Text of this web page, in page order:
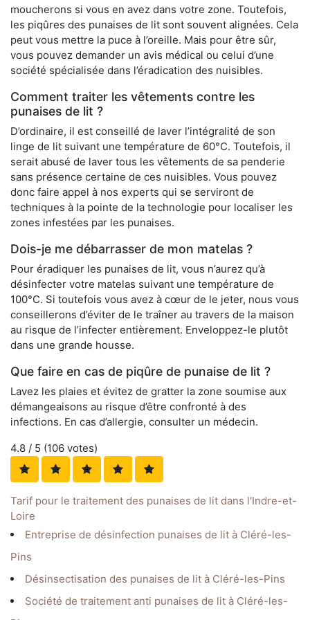
moucherons si vous en avez dans votre zone. Toutefois,
les piqûres des punaises de lit sont souvent alignées. Cela
peut vous mettre la puce à l’oreille. Mais pour être sûr,
vous pouvez demander un avis médical ou celui d’une
société spécialisée dans l’éradication des nuisibles.
Comment traiter les vêtements contre les
punaises de lit ?
D’ordinaire, il est conseillé de laver l’intégralité de son
linge de lit suivant une température de 60°C. Toutefois, il
serait abusé de laver tous les vêtements de sa penderie
sans présence certaine de ces nuisibles. Vous pouvez
donc faire appel à nos experts qui se serviront de
techniques à la pointe de la technologie pour localiser les
zones infestées par les punaises.
Dois-je me débarrasser de mon matelas ?
Pour éradiquer les punaises de lit, vous n’aurez qu’à
désinfecter votre matelas suivant une température de
100°C. Si toutefois vous avez à cœur de le jeter, nous vous
conseillerons d’éviter de le traîner au travers de la maison
au risque de l’infecter entièrement. Enveloppez-le plutôt
dans une grande housse.
Que faire en cas de piqûre de punaise de lit ?
Lavez les plaies et évitez de gratter la zone soumise aux
démangeaisons au risque d’être confronté à des
infections. En cas d’allergie, consulter un médecin.
4.8 / 5 (106 votes)
Tarif pour le traitement des punaises de lit dans l'Indre-et-
Loire
Entreprise de désinfection punaises de lit à Cléré-les-
Pins
Désinsectisation des punaises de lit à Cléré-les-Pins
Société de traitement anti punaises de lit à Cléré-les-